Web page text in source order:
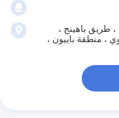
ناني ، طريق باهينج ،
، منطقة باييون ،